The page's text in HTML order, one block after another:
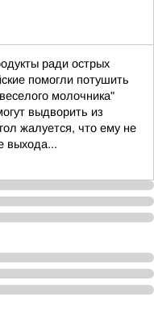
ради острых
помогли потушить
молочника"
выдворить из
жалуется, что ему не
выхода...